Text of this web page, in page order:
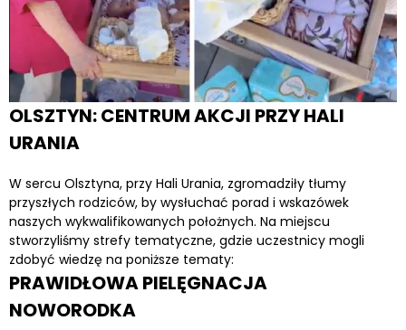
OLSZTYN: CENTRUM AKCJI PRZY HALI
URANIA
W sercu Olsztyna, przy Hali Urania, zgromadziły tłumy
przyszłych rodziców, by wysłuchać porad i wskazówek
naszych wykwalifikowanych położnych. Na miejscu
stworzyliśmy strefy tematyczne, gdzie uczestnicy mogli
zdobyć wiedzę na poniższe tematy:
PRAWIDŁOWA PIELĘGNACJA
NOWORODKA